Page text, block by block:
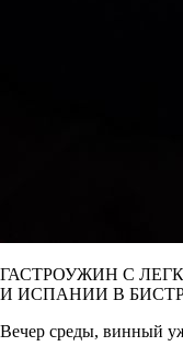
ГАСТРОУЖИН С
И ИСПАНИИ В
Вечер среды, винный